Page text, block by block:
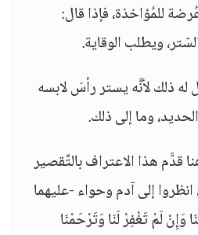
للمُؤاخذة، فإذا قال:
ويطلب الوقاية.
له ذلك لأنَّه يستر رأسَ لابسه
وما إلى ذلك.
قدَّم هذا الاعتراف بالتَّقصير
إلى آدم وحواء -عليهما
وَإِنْ لَمْ تَغْفِرْ لَنَا وَتَرْحَمْنَا